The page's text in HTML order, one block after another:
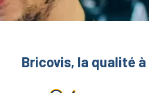
Bricovis, la qualité à